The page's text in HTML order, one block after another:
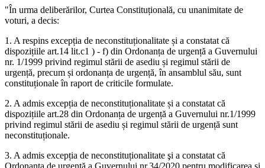
"În urma deliberărilor, Curtea Constituțională, cu unanimitate de
voturi, a decis:
1. A respins excepția de neconstituționalitate și a constatat că
dispozițiile art.14 lit.c1 ) - f) din Ordonanța de urgență a Guvernului
nr. 1/1999 privind regimul stării de asediu și regimul stării de
urgență, precum și ordonanța de urgență, în ansamblul său, sunt
constituționale în raport de criticile formulate.
2. A admis excepția de neconstituționalitate și a constatat că
dispozițiile art.28 din Ordonanța de urgență a Guvernului nr.1/1999
privind regimul stării de asediu și regimul stării de urgență sunt
neconstituționale.
3. A admis excepția de neconstituționalitate şi a constatat că
Ordonanța de urgență a Guvernului nr.34/2020 pentru modificarea și